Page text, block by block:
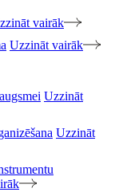
vairāk
Uzzināt vairāk
Uzzināt
Uzzināt